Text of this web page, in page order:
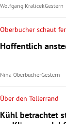
Wolfgang KralicekGestern
Oberbucher schaut
Hoffentlich
Nina OberbucherGestern
Über den Tellerrand
Kühl betrachtet